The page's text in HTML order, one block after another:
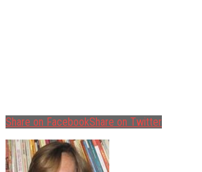
Share on FacebookShare on Twitter